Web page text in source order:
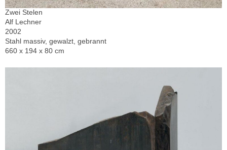
Zwei Stelen
Alf Lechner
2002
Stahl massiv, gewalzt, gebrannt
660 x 194 x 80 cm